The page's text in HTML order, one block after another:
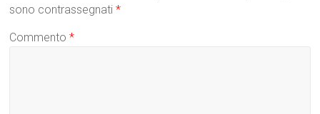
sono contrassegnati*
Commento*